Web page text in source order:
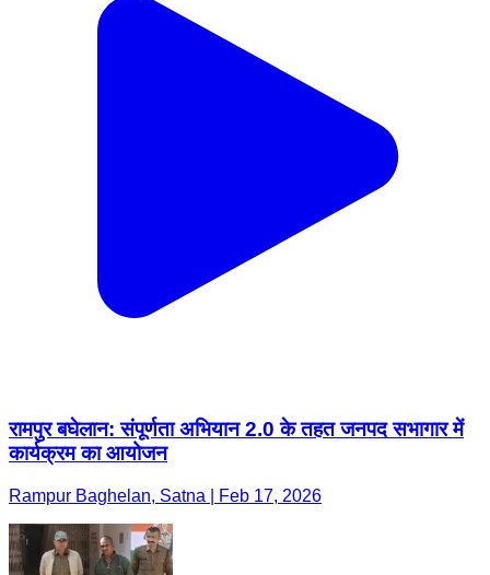
रामपुर बघेलान: संपूर्णता अभियान 2.0 के तहत जनपद सभागार में
कार्यक्रम का आयोजन
Rampur Baghelan, Satna | Feb 17, 2026